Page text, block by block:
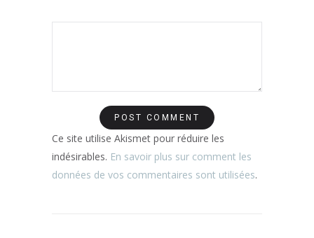
Ce site utilise Akismet pour réduire les
indésirables. En savoir plus sur comment les
données de vos commentaires sont utilisées.